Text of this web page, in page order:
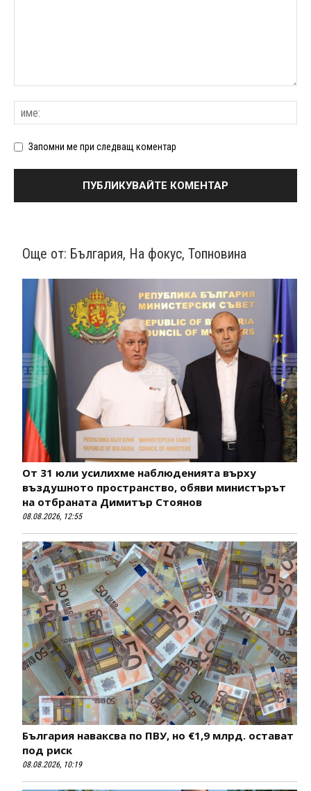
Запомни ме при следващ коментар
Още от: България, На фокус, Топновина
От 31 юли усилихме наблюденията върху
въздушното пространство, обяви министърът
на отбраната Димитър Стоянов
08.08.2026, 12:55
България наваксва по ПВУ, но €1,9 млрд. остават
под риск
08.08.2026, 10:19